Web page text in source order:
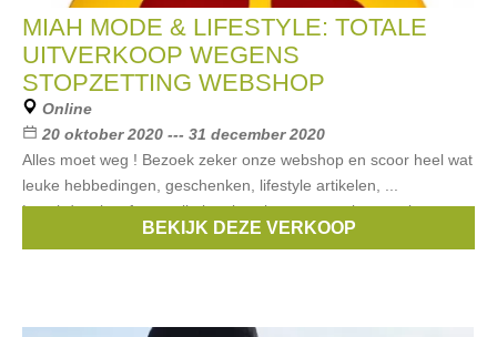
MIAH MODE & LIFESTYLE: TOTALE
UITVERKOOP WEGENS
STOPZETTING WEBSHOP
Online
20 oktober 2020 --- 31 december 2020
Alles moet weg ! Bezoek zeker onze webshop en scoor heel wat
leuke hebbedingen, geschenken, lifestyle artikelen, ...
Lunchdoosjes, feestartikelen, juwelen, accessoires, make-up
tasjes, ... Shop opBEKIJK DEZE VERKOOP